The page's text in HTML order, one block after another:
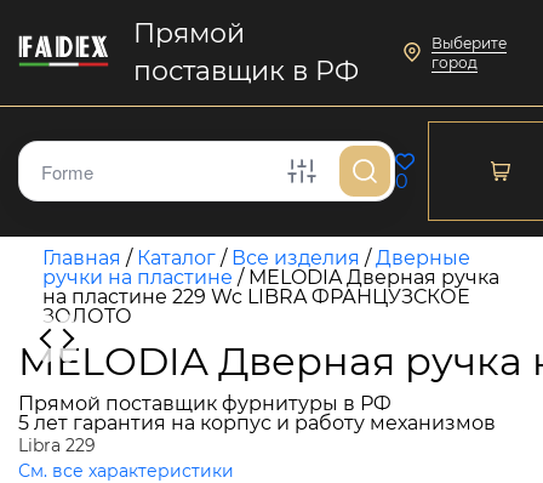
Прямой
поставщик в РФ
Выберите
город
0
Главная / Каталог / Все изделия /Дверные
ручки на пластине / MELODIA Дверная ручка
на пластине 229 Wc LIBRA ФРАНЦУЗСКОЕ
ЗОЛОТО
MELODIA Дверная
Прямой поставщик фурнитуры в РФ
5 лет гарантия на корпус и работу механизмов
Libra 229
См. все характеристики